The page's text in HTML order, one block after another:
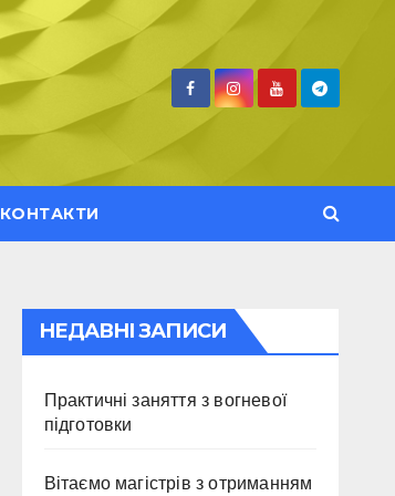
КОНТАКТИ
НЕДАВНІ ЗАПИСИ
Практичні заняття з вогневої
підготовки
Вітаємо магістрів з отриманням